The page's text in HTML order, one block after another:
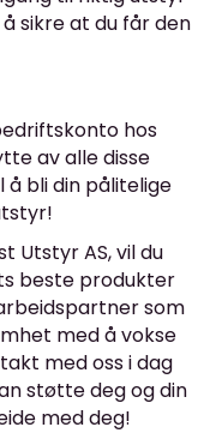
sikre at du får den
hos
av alle disse
å bli din pålitelige
Utstyr AS, vil du
beste produkter
som
med å vokse
med oss i dag
støtte deg og din
med deg!